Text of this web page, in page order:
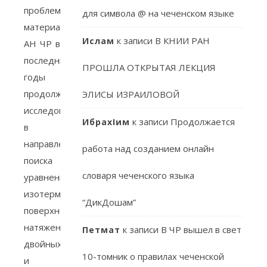
проблем
материаловедения
АН ЧР в
последние
годы
продолжаются
исследования
в
направлении
поиска
уравнения
изотерм
поверхностного
натяжения
двойных
и
для символа @ на чеченском языке
Ислам к записи В КНИИ РАН
ПРОШЛА ОТКРЫТАЯ ЛЕКЦИЯ
ЭЛИСЫ ИЗРАИЛОВОЙ
ИбрахIим к записи Продолжается
работа над созданием онлайн
словаря чеченского языка
“ДикДошам”
Петмат к записи В ЧР вышел в свет
10-томник о правилах чеченской